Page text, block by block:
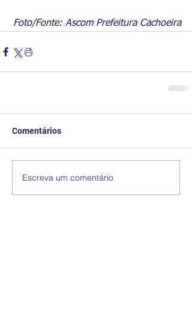
Foto/Fonte: Ascom Prefeitura Cachoeira
Comentários
Escreva um comentário